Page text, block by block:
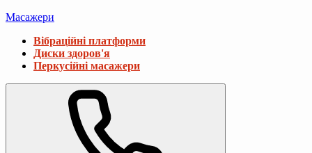
Масажери
Вібраційні платформи
Диски здоров'я
Перкусійні масажери